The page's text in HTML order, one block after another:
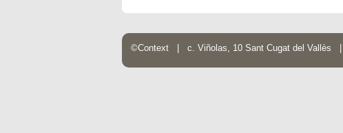
©Context | c. Viñolas, 10 Sant Cugat del Vallès